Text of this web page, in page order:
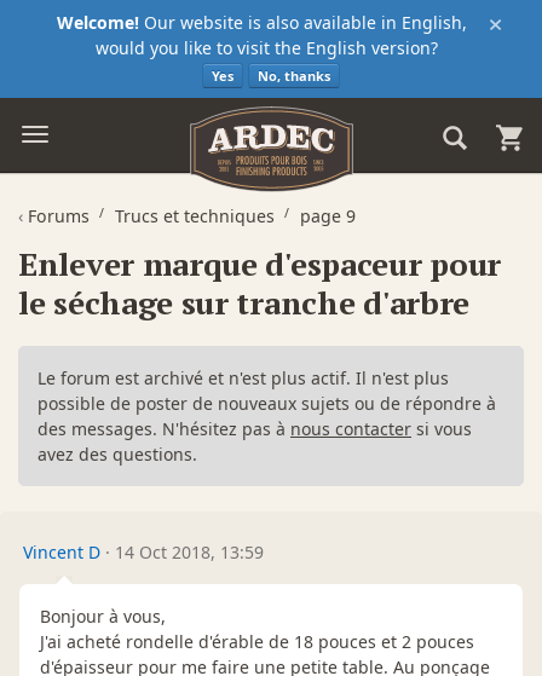
×
Welcome! Our website is also available in English,
would you like to visit the English version?
Yes No, thanks
‹ Forums Trucs et techniques page 9
Enlever marque d'espaceur pour
le séchage sur tranche d'arbre
Le forum est archivé et n'est plus actif. Il n'est plus
possible de poster de nouveaux sujets ou de répondre à
des messages. N'hésitez pas à nous contacter si vous
avez des questions.
Vincent D · 14 Oct 2018, 13:59
Bonjour à vous,
J'ai acheté rondelle d'érable de 18 pouces et 2 pouces
d'épaisseur pour me faire une petite table. Au ponçage